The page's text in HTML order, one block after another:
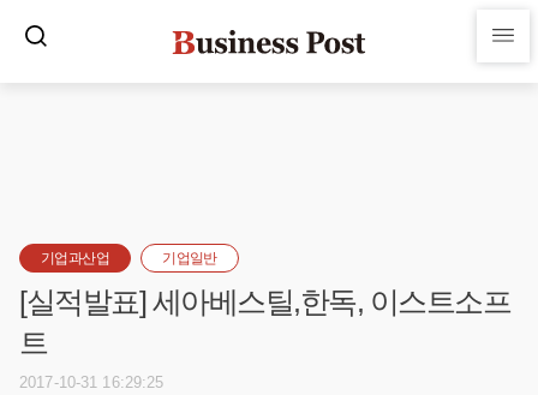
기업과산업 기업일반
[실적발표] 세아베스틸,한독, 이스트소프
트
2017-10-31 16:29:25